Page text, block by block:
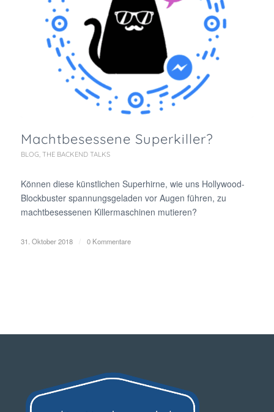
Machtbesessene Superkiller?
BLOG, THE BACKEND TALKS
Können diese künstlichen Superhirne, wie uns Hollywood-
Blockbuster spannungsgeladen vor Augen führen, zu
machtbesessenen Killermaschinen mutieren?
31. Oktober 2018 0 Kommentare